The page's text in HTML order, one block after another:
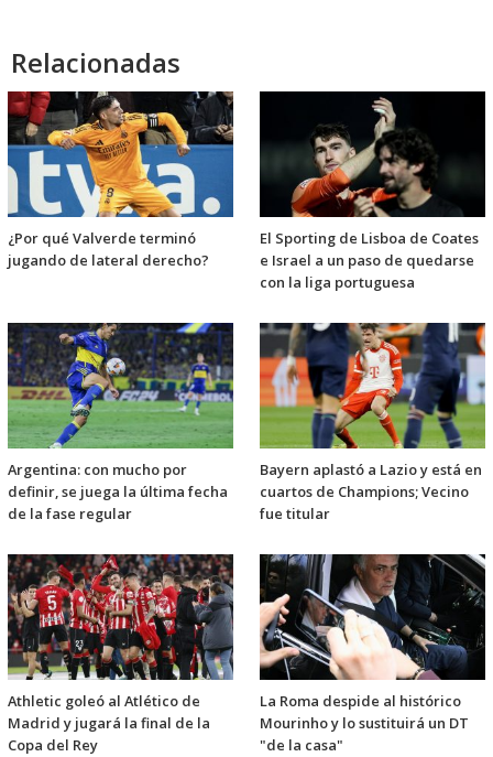
Relacionadas
¿Por qué Valverde terminó
jugando de lateral derecho?
El Sporting de Lisboa de Coates
e Israel a un paso de quedarse
con la liga portuguesa
Argentina: con mucho por
definir, se juega la última fecha
de la fase regular
Bayern aplastó a Lazio y está en
cuartos de Champions; Vecino
fue titular
Athletic goleó al Atlético de
Madrid y jugará la final de la
Copa del Rey
La Roma despide al histórico
Mourinho y lo sustituirá un DT
"de la casa"